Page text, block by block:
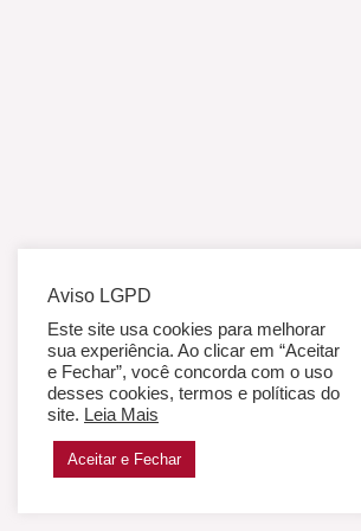
Aviso LGPD
Este site usa cookies para melhorar
sua experiência. Ao clicar em “Aceitar
e Fechar”, você concorda com o uso
desses cookies, termos e políticas do
site. Leia Mais
Aceitar e Fechar